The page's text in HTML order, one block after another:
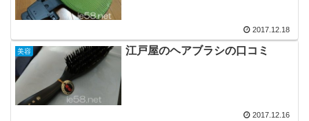
2017.12.18
美容 江戸屋のヘアブラシの口コミ
2017.12.16